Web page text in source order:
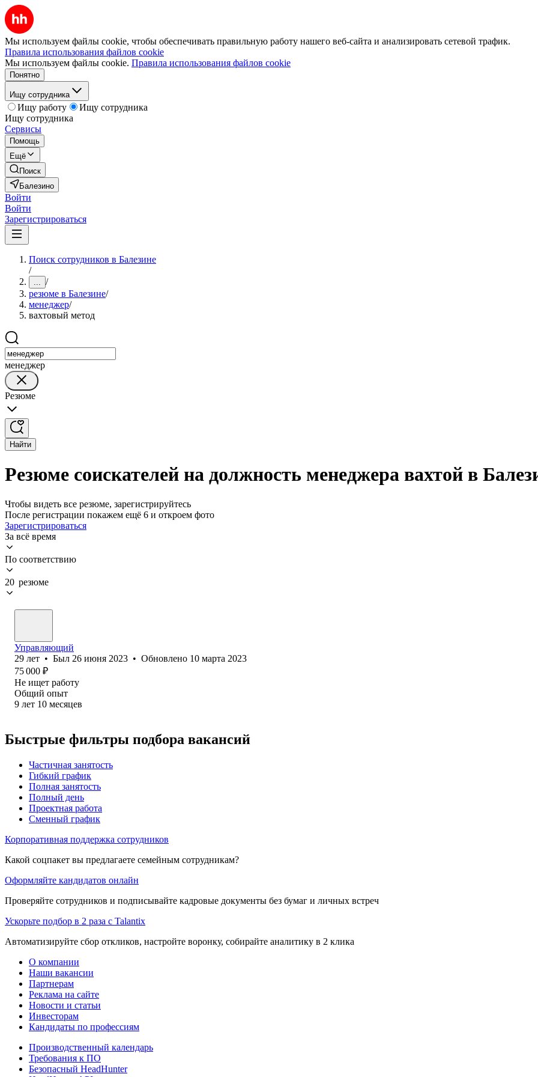
Мы используем файлы cookie, чтобы обеспечивать правильную работу нашего веб-сайта и анализировать сетевой трафик.
Правила использования файлов cookie
Мы используем файлы cookie. Правила использования файлов cookie
Понятно
Ищу сотрудника
Ищу работу
Ищу сотрудника
Ищу сотрудника
Сервисы
Помощь
Ещё
Поиск
Балезино
Войти
Войти
Зарегистрироваться
Поиск сотрудников в Балезине
/
... /
резюме в Балезине/
менеджер/
вахтовый метод
менеджер
Резюме
Найти
Резюме соискателей на должность менеджера вахтой в
Чтобы видеть все резюме, зарегистрируйтесь
После регистрации покажем ещё 6 и откроем фото
Зарегистрироваться
За всё время
По соответствию
20 резюме
Управляющий
29 лет • Был 26 июня 2023 • Обновлено 10 марта 2023
75 000 ₽
Не ищет работу
Общий опыт
9 лет 10 месяцев
Быстрые фильтры подбора вакансий
Частичная занятость
Гибкий график
Полная занятость
Полный день
Проектная работа
Сменный график
Корпоративная поддержка сотрудников
Какой соцпакет вы предлагаете семейным сотрудникам?
Оформляйте кандидатов онлайн
Проверяйте сотрудников и подписывайте кадровые документы без бумаг и личных встреч
Ускорьте подбор в 2 раза с Talantix
Автоматизируйте сбор откликов, настройте воронку, собирайте аналитику в 2 клика
О компании
Наши вакансии
Партнерам
Реклама на сайте
Новости и статьи
Инвесторам
Кандидаты по профессиям
Производственный календарь
Требования к ПО
Безопасный HeadHunter